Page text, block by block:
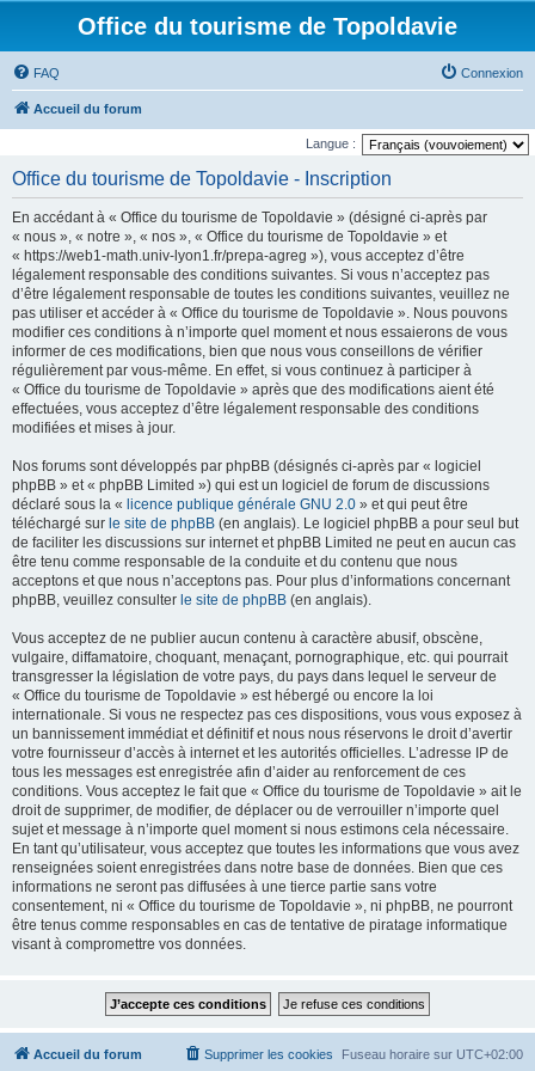
Office du tourisme de Topoldavie
FAQ Connexion
Accueil du forum
Langue :
Office du tourisme de Topoldavie - Inscription
En accédant à « Office du tourisme de Topoldavie » (désigné ci-après par
« nous », « notre », « nos », « Office du tourisme de Topoldavie » et
« https://web1-math.univ-lyon1.fr/prepa-agreg »), vous acceptez d’être
légalement responsable des conditions suivantes. Si vous n’acceptez pas
d’être légalement responsable de toutes les conditions suivantes, veuillez ne
pas utiliser et accéder à « Office du tourisme de Topoldavie ». Nous pouvons
modifier ces conditions à n’importe quel moment et nous essaierons de vous
informer de ces modifications, bien que nous vous conseillons de vérifier
régulièrement par vous-même. En effet, si vous continuez à participer à
« Office du tourisme de Topoldavie » après que des modifications aient été
effectuées, vous acceptez d’être légalement responsable des conditions
modifiées et mises à jour.
Nos forums sont développés par phpBB (désignés ci-après par « logiciel
phpBB » et « phpBB Limited ») qui est un logiciel de forum de discussions
déclaré sous la « licence publique générale GNU 2.0 » et qui peut être
téléchargé sur le site de phpBB (en anglais). Le logiciel phpBB a pour seul but
de faciliter les discussions sur internet et phpBB Limited ne peut en aucun cas
être tenu comme responsable de la conduite et du contenu que nous
acceptons et que nous n’acceptons pas. Pour plus d’informations concernant
phpBB, veuillez consulter le site de phpBB (en anglais).
Vous acceptez de ne publier aucun contenu à caractère abusif, obscène,
vulgaire, diffamatoire, choquant, menaçant, pornographique, etc. qui pourrait
transgresser la législation de votre pays, du pays dans lequel le serveur de
« Office du tourisme de Topoldavie » est hébergé ou encore la loi
internationale. Si vous ne respectez pas ces dispositions, vous vous exposez à
un bannissement immédiat et définitif et nous nous réservons le droit d’avertir
votre fournisseur d’accès à internet et les autorités officielles. L’adresse IP de
tous les messages est enregistrée afin d’aider au renforcement de ces
conditions. Vous acceptez le fait que « Office du tourisme de Topoldavie » ait le
droit de supprimer, de modifier, de déplacer ou de verrouiller n’importe quel
sujet et message à n’importe quel moment si nous estimons cela nécessaire.
En tant qu’utilisateur, vous acceptez que toutes les informations que vous avez
renseignées soient enregistrées dans notre base de données. Bien que ces
informations ne seront pas diffusées à une tierce partie sans votre
consentement, ni « Office du tourisme de Topoldavie », ni phpBB, ne pourront
être tenus comme responsables en cas de tentative de piratage informatique
visant à compromettre vos données.
Accueil du forum Fuseau horaire sur UTC+02:00
Supprimer les cookies